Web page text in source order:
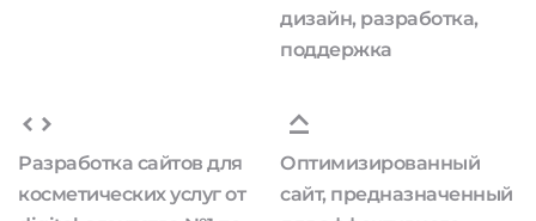
дизайн, разработка,
поддержка
Разработка сайтов для
косметических услуг от
Оптимизированный
сайт, предназначенный